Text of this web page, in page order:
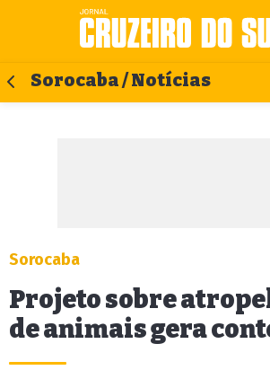
Sorocaba / Notícias
Sorocaba
Projeto sobre
de animais gera